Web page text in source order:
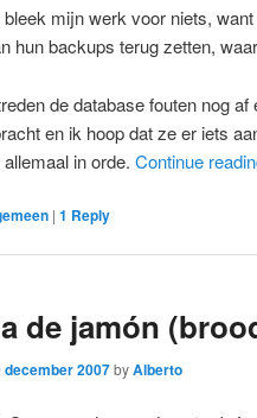
mijn werk voor niets,
hun backups terug zetten,
de database fouten nog
en ik hoop dat ze er iets
in orde. Continue
| 1 Reply
de jamón
december 2007byAlberto